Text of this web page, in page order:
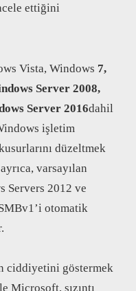
ettiğini
Vista, Windows 7,
Server 2008,
Server 2016dahil
işletim
düzeltmek
varsayılan
Servers 2012 ve
otomatik
ciddiyetini göstermek
Microsoft, sızıntı